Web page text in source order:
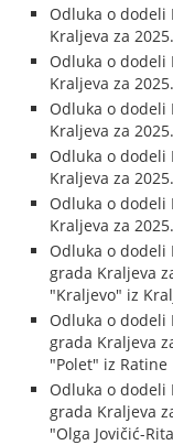
Odluka o dodeli
Kraljeva za
Odluka o dodeli
Kraljeva za
Odluka o dodeli
Kraljeva za
Odluka o dodeli
Kraljeva za
Odluka o dodeli
Kraljeva za
Odluka o dodeli
grada Kraljeva
"Kraljevo" iz
Odluka o dodeli
grada Kraljeva
"Polet" iz Ratine
Odluka o dodeli
grada Kraljeva
"Olga Jovičić-